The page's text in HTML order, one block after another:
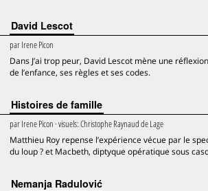
David Lescot
parIrene Picon
Dans J’ai trop peur, David Lescot mène une
de l’enfance, ses règles et ses codes.
Histoires de famille
parIrene Picon · visuels:Christophe Raynaud de Lage
Matthieu Roy repense l’expérience vécue par le
du loup ? et Macbeth, diptyque opératique sous
Nemanja Radulović